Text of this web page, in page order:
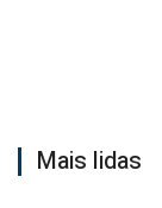
Mais lidas